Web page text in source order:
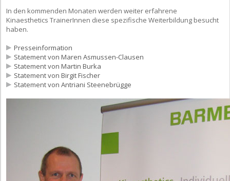
In den kommenden Monaten werden weiter erfahrene
Kinaesthetics TrainerInnen diese spezifische Weiterbildung besucht
haben.
Presseinformation
Statement von Maren Asmussen-Clausen
Statement von Martin Burka
Statement von Birgit Fischer
Statement von Antriani Steenebrügge